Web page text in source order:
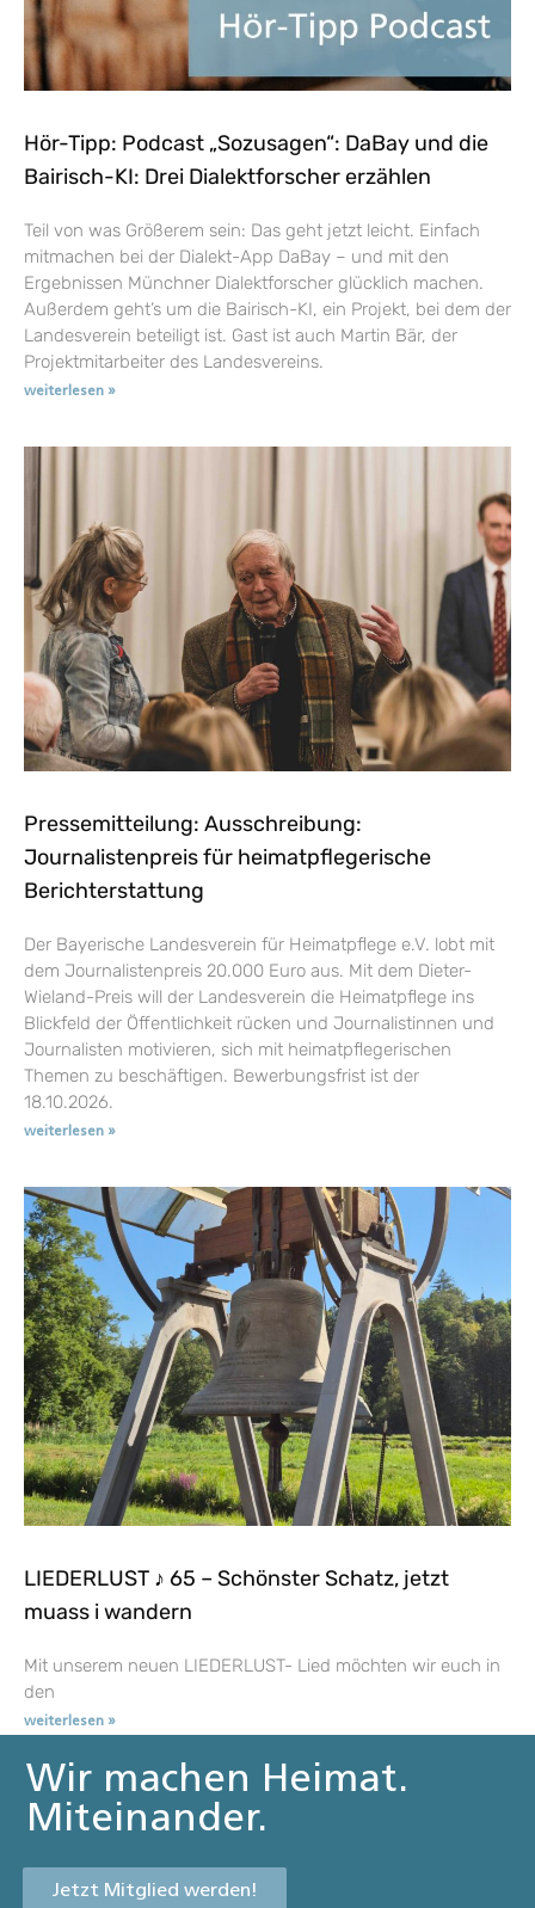
Hör-Tipp: Podcast „Sozusagen“: DaBay und die
Bairisch-KI: Drei Dialektforscher erzählen
Teil von was Größerem sein: Das geht jetzt leicht. Einfach
mitmachen bei der Dialekt-App DaBay – und mit den
Ergebnissen Münchner Dialektforscher glücklich machen.
Außerdem geht’s um die Bairisch-KI, ein Projekt, bei dem der
Landesverein beteiligt ist. Gast ist auch Martin Bär, der
Projektmitarbeiter des Landesvereins.
weiterlesen »
Pressemitteilung: Ausschreibung:
Journalistenpreis für heimatpflegerische
Berichterstattung
Der Bayerische Landesverein für Heimatpflege e.V. lobt mit
dem Journalistenpreis 20.000 Euro aus. Mit dem Dieter-
Wieland-Preis will der Landesverein die Heimatpflege ins
Blickfeld der Öffentlichkeit rücken und Journalistinnen und
Journalisten motivieren, sich mit heimatpflegerischen
Themen zu beschäftigen. Bewerbungsfrist ist der
18.10.2026.
weiterlesen »
LIEDERLUST ♪ 65 – Schönster Schatz, jetzt
muass i wandern
Mit unserem neuen LIEDERLUST- Lied möchten wir euch in
den
weiterlesen »
Wir machen Heimat.
Miteinander.
Jetzt Mitglied werden!